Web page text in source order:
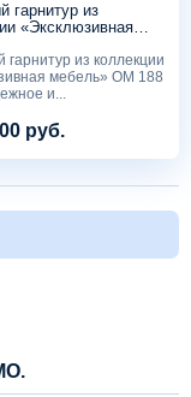
гарнитур из
«Эксклюзивная
из коллекции
мебель» OM 188
и...
руб.